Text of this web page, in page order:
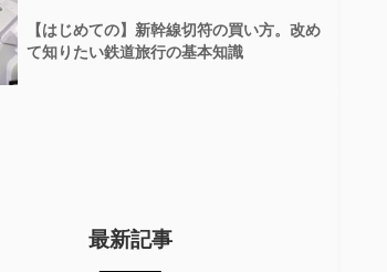
【はじめての】新幹線切符の買い方。改め
て知りたい鉄道旅行の基本知識
最新記事